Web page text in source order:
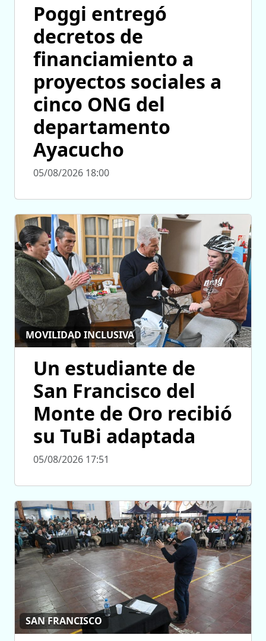
Poggi entregó
decretos de
financiamiento a
proyectos sociales a
cinco ONG del
departamento
Ayacucho
05/08/2026 18:00
MOVILIDAD INCLUSIVA
Un estudiante de
San Francisco del
Monte de Oro recibió
su TuBi adaptada
05/08/2026 17:51
SAN FRANCISCO